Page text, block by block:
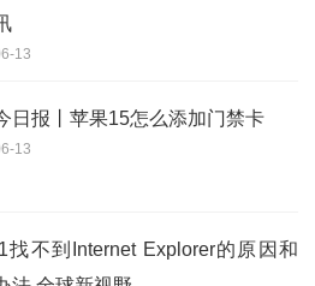
13
日报丨苹果15怎么添加门禁卡
13
找不到Internet Explorer的原因和